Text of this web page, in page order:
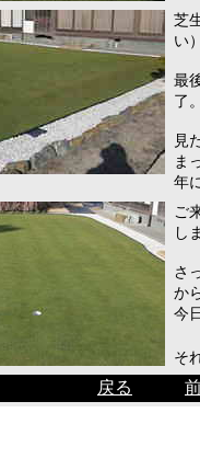
芝
い
最
了
見
ま
年
ご
し
さ
か
今
そ
戻る